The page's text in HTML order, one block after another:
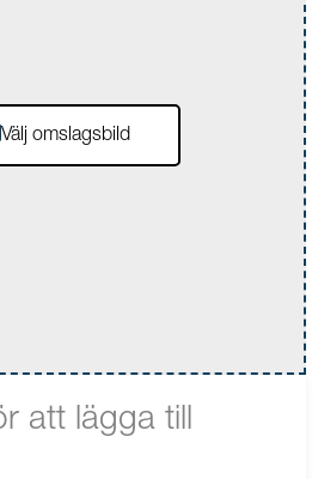
Välj omslagsbild